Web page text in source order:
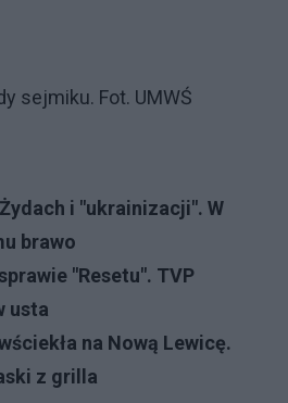
sejmiku. Fot. UMWŚ
i "ukrainizacji". W
brawo
"Resetu". TVP
usta
na Nową Lewicę.
z grilla